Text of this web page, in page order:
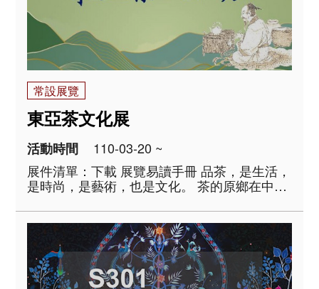
常設展覽
東亞茶文化展
活動時間
110-03-20 ~
展件清單：下載 展覽易讀手冊 品茶，是生活，
是時尚，是藝術，也是文化。 茶的原鄉在中
煮點啜，到今日的沖泡慢品。隨著製茶方式的
改變，茶器形式與品茗方法也隨之變化。漢地
飲茶習俗，透過使臣與貿易的傳播，融入蒙藏
人..